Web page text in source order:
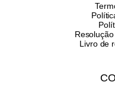
Livro de